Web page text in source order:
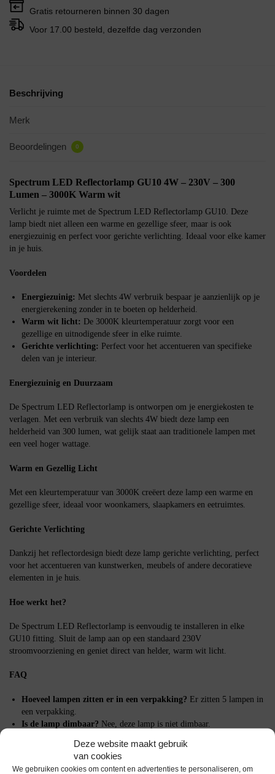
Deze website maakt gebruik
van cookies
We gebruiken cookies om content en advertenties te personaliseren, om
Gratis retourneren binnen 30 dagen
Voor 17.00 besteld, dezelfde dag verzonden
Beschrijving
Merk
Beoordelingen 0
Spectrum LED Reflectorlamp GU10 4W – 230V – 300
Lumen – 3000K Warm wit
Verlicht je ruimte met de Spectrum LED Reflectorlamp GU10. Deze
lamp biedt niet alleen een warme en gezellige sfeer, maar is ook
energiezuinig en perfect voor gerichte verlichting. Ideaal voor elke kamer
in je huis.
Voordelen
Energiezuinig: Met slechts 4W verbruik bespaar je aanzienlijk op je
energierekening zonder in te boeten op helderheid.
Warm wit licht: De 3000K kleurtemperatuur zorgt voor een
gezellige en uitnodigende sfeer in elke ruimte.
Gerichte verlichting: Perfect voor het accentueren van specifieke
delen van je interieur.
Energiezuinig en Duurzaam
De Spectrum LED Reflectorlamp is ontworpen om je energiekosten te
verlagen. Met een verbruik van slechts 4W biedt deze lamp een
helderheid van 300 lumen, wat gelijk staat aan traditionele lampen met
een veel hoger wattage.
Warm en Gezellig Licht
Met een kleurtemperatuur van 3000K creëert deze lamp een warme en
gezellige sfeer, ideaal voor woonkamers, slaapkamers en eetruimtes.
Gerichte Verlichting
Dankzij het reflectordesign biedt deze lamp gerichte verlichting, perfect
voor het accentueren van kunstwerken, meubels of andere decoratieve
elementen in je huis.
Hoe werkt het?
De Spectrum LED Reflectorlamp is eenvoudig te installeren in elke
GU10 fitting. Sluit de lamp aan op een standaard 230V
stroomvoorziening en geniet direct van helder, warm wit licht.
FAQ
Hoeveel lampen zitten er in een verpakking? Er zitten 5 lampen in
een verpakking.
Is de lamp dimbaar? Nee, deze lamp is niet dimbaar.
van ongeveer 15.000 branduren.